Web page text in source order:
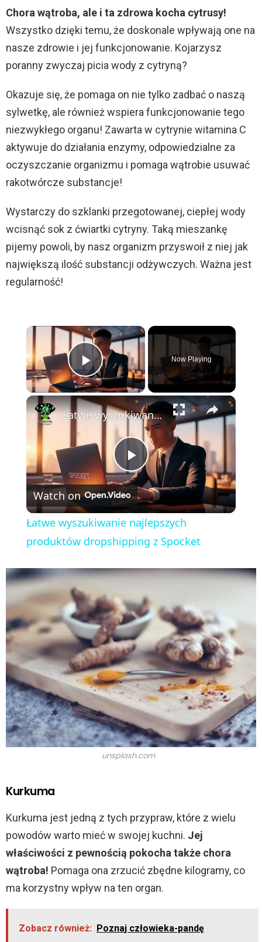
Chora wątroba, ale i ta zdrowa kocha cytrusy!
Wszystko dzięki temu, że doskonale wpływają one na
nasze zdrowie i jej funkcjonowanie. Kojarzysz
poranny zwyczaj picia wody z cytryną?
Okazuje się, że pomaga on nie tylko zadbać o naszą
sylwetkę, ale również wspiera funkcjonowanie tego
niezwykłego organu! Zawarta w cytrynie witamina C
aktywuje do działania enzymy, odpowiedzialne za
oczyszczanie organizmu i pomaga wątrobie usuwać
rakotwórcze substancje!
Wystarczy do szklanki przegotowanej, ciepłej wody
wcisnąć sok z ćwiartki cytryny. Taką mieszankę
pijemy powoli, by nasz organizm przyswoił z niej jak
największą ilość substancji odżywczych. Ważna jest
regularność!
×
Play Video
Now Playing
×
P
l
a
y
V
i
d
e
o
Łatwe wyszukiwanie najlepszych produktów dropshipping z Spocket
Watch on
Łatwe wyszukiwanie najlepszych
produktów dropshipping z Spocket
unsplash.com
Kurkuma
Kurkuma jest jedną z tych przypraw, które z wielu
powodów warto mieć w swojej kuchni. Jej
właściwości z pewnością pokocha także chora
wątroba! Pomaga ona zrzucić zbędne kilogramy, co
ma korzystny wpływ na ten organ.
Zobacz również: Poznaj człowieka-pandę